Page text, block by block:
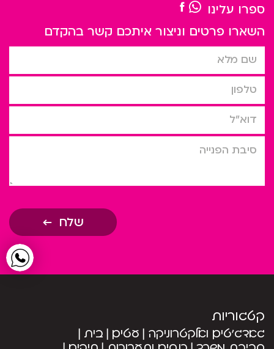
ספרו עלינו
השארו פרטים וניצור איתכם קשר בהקדם
שם מלא
טלפון
דוא”ל
סיבת הפניה
שלח
קטגוריות
גאדג’טים ואלקטרוניקה עטים בית